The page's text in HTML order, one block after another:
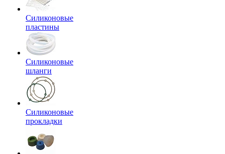
Силиконовые
пластины
Силиконовые
шланги
Силиконовые
прокладки